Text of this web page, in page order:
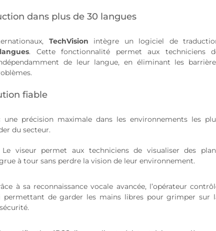
dans plus de 30 langues
TechVision intègre un logiciel de
. Cette fonctionnalité permet aux techniciens
de leur langue, en éliminant les
fiable
une précision maximale dans les environnements les
du secteur.
Le viseur permet aux techniciens de visualiser des
à tour sans perdre la vision de leur environnement.
à sa reconnaissance vocale avancée, l’opérateur
permettant de garder les mains libres pour grimper sur